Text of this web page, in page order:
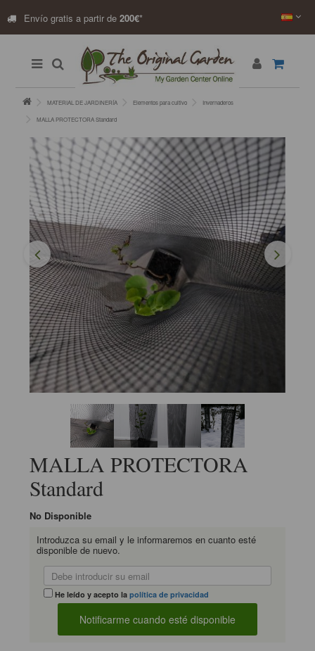
Envío gratis a partir de 200€*
MATERIAL DE JARDINERÍA Elementos para cultivo Invernaderos
MALLA PROTECTORA Standard
MALLA PROTECTORA
Standard
No Disponible
Introduzca su email y le informaremos en cuanto esté
disponible de nuevo.
He leído y acepto lapolítica de privacidad